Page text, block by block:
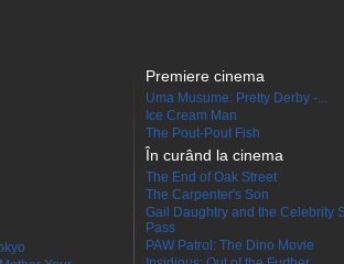
Premiere cinema
Uma Musume: Pretty Derby -...
Ice Cream Man
The Pout-Pout Fish
În curând la cinema
The End of Oak Street
The Carpenter's Son
Gail Daughtry and the Celebrity
Pass
PAW Patrol: The Dino Movie